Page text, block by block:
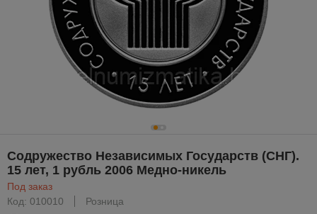
Содружество Независимых Государств (СНГ).
15 лет, 1 рубль 2006 Медно-никель
Под заказ
Код: 010010
Розница